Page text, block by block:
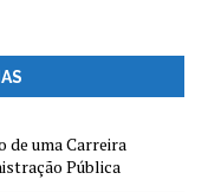
de uma Carreira
Pública